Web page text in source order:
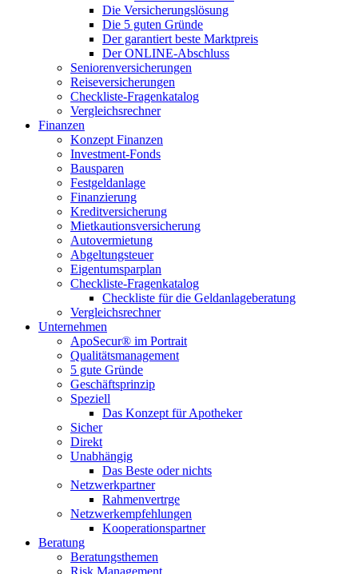
Die Versicherungslösung
Die 5 guten Gründe
Der garantiert beste Marktpreis
Der ONLINE-Abschluss
Seniorenversicherungen
Reiseversicherungen
Checkliste-Fragenkatalog
Vergleichsrechner
Finanzen
Konzept Finanzen
Investment-Fonds
Bausparen
Festgeldanlage
Finanzierung
Kreditversicherung
Mietkautionsversicherung
Autovermietung
Abgeltungsteuer
Eigentumsparplan
Checkliste-Fragenkatalog
Checkliste für die Geldanlageberatung
Vergleichsrechner
Unternehmen
ApoSecur® im Portrait
Qualitätsmanagement
5 gute Gründe
Geschäftsprinzip
Speziell
Das Konzept für Apotheker
Sicher
Direkt
Unabhängig
Das Beste oder nichts
Netzwerkpartner
Rahmenvertrge
Netzwerkempfehlungen
Kooperationspartner
Beratung
Beratungsthemen
Risk Management